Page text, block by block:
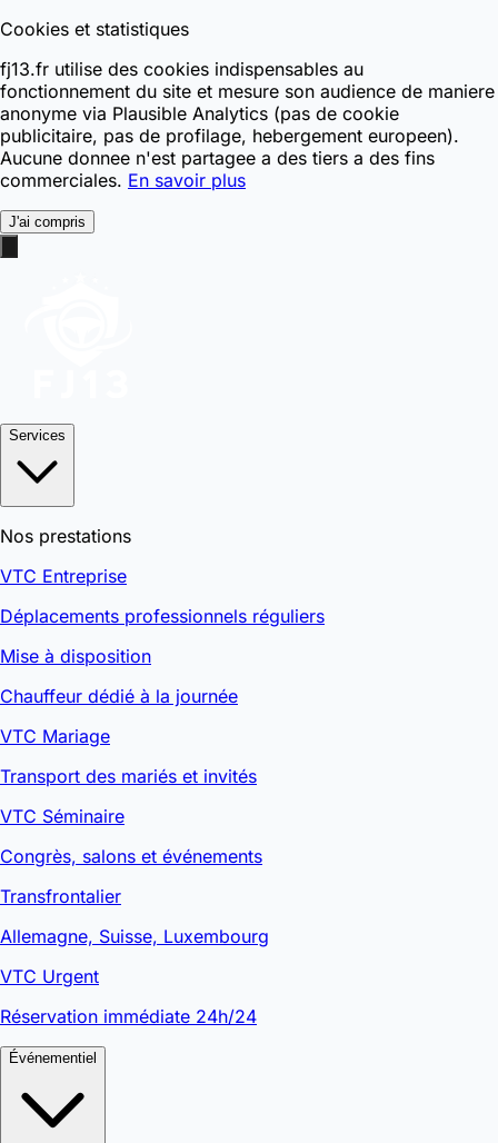
Cookies et statistiques
fj13.fr utilise des cookies indispensables au
fonctionnement du site et mesure son audience de maniere
anonyme via Plausible Analytics (pas de cookie
publicitaire, pas de profilage, hebergement europeen).
Aucune donnee n'est partagee a des tiers a des fins
commerciales. En savoir plus
J'ai compris
Services
Nos prestations
VTC Entreprise
Déplacements professionnels réguliers
Mise à disposition
Chauffeur dédié à la journée
VTC Mariage
Transport des mariés et invités
VTC Séminaire
Congrès, salons et événements
Transfrontalier
Allemagne, Suisse, Luxembourg
VTC Urgent
Réservation immédiate 24h/24
Événementiel